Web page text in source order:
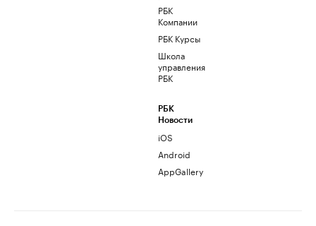
РБК
Компании
РБК Курсы
Школа
управления
РБК
РБК
Новости
iOS
Android
AppGallery